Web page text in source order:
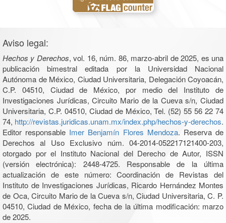
Aviso legal:
Hechos y Derechos, vol. 16, núm. 86, marzo-abril de 2025, es una
publicación bimestral editada por la Universidad Nacional
Autónoma de México, Ciudad Universitaria, Delegación Coyoacán,
C.P. 04510, Ciudad de México, por medio del Instituto de
Investigaciones Jurídicas, Circuito Mario de la Cueva s/n, Ciudad
Universitaria, C.P. 04510, Ciudad de México, Tel. (52) 55 56 22 74
74, http://revistas.juridicas.unam.mx/index.php/hechos-y-derechos.
Editor responsable Imer Benjamín Flores Mendoza. Reserva de
Derechos al Uso Exclusivo núm. 04-2014-052217121400-203,
otorgado por el Instituto Nacional del Derecho de Autor, ISSN
(versión electrónica): 2448-4725. Responsable de la última
actualización de este número: Coordinación de Revistas del
Instituto de Investigaciones Jurídicas, Ricardo Hernández Montes
de Oca, Circuito Mario de la Cueva s/n, Ciudad Universitaria, C. P.
04510, Ciudad de México, fecha de la última modificación: marzo
de 2025.